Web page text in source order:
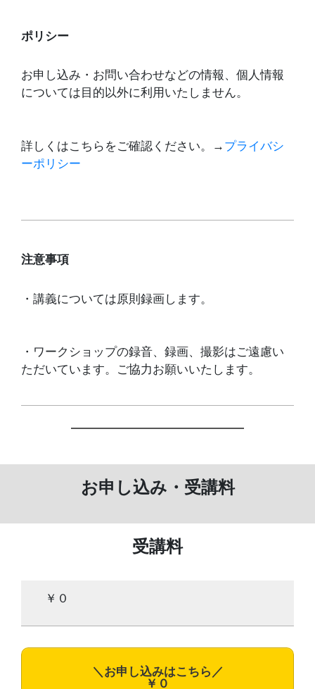
ポリシー
お申し込み・お問い合わせなどの情報、個人情報
については目的以外に利用いたしません。
詳しくはこちらをご確認ください。→ プライバシ
ーポリシー
注意事項
・講義については原則録画します。
・ワークショップの録音、録画、撮影はご遠慮い
ただいています。 ご協力お願いいたします。
お申し込み・受講料
受講料
￥０
＼お申し込みはこちら／
￥０